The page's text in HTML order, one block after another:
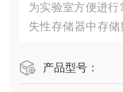
为实验室方便进
失性存储器中存储
度或mV和温度。
产品型号：